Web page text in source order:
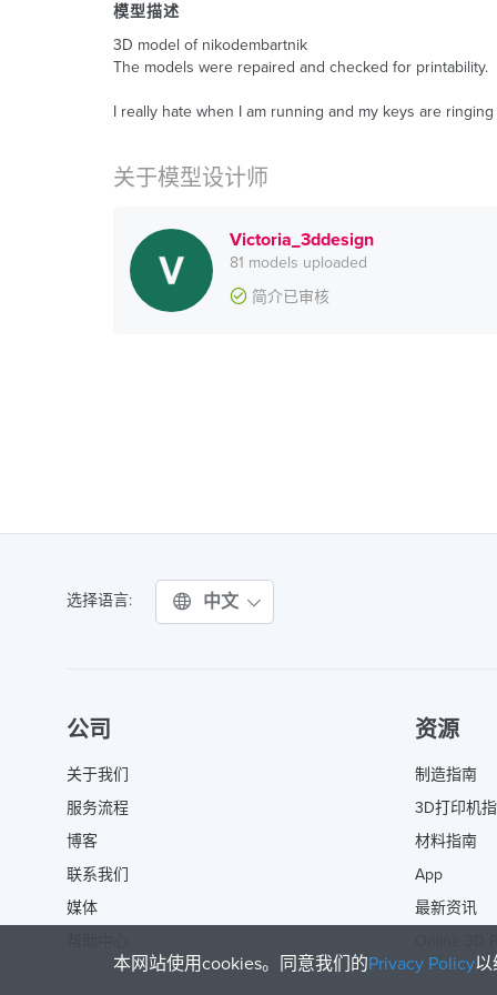
模型描述
3D model of nikodembartnik
The models were repaired and checked for printability.
I really hate when I am running and my keys are
关于模型设计师
Victoria_3ddesign
81 models uploaded
简介已审核
选择语言: 中文
公司
关于我们
服务流程
博客
联系我们
媒体
资源
制造指南
3D打印机
材料指南
App
最新资讯
本网站使用cookies。同意我们的Privacy Policy